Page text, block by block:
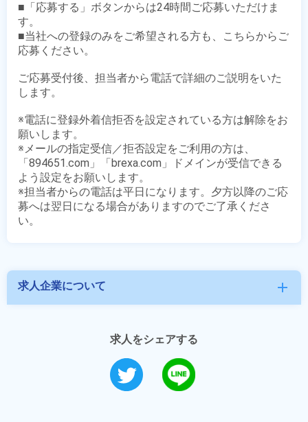
■「応募する」ボタンからは24時間ご応募いただけま
す。
■当社への登録のみをご希望される方も、こちらからご
応募ください。
ご応募受付後、担当者から電話で詳細のご説明をいた
します。
※電話に登録外着信拒否を設定されている方は解除をお
願いします。
※メールの指定受信／拒否設定をご利用の方は、
「894651.com」「brexa.com」ドメインが受信できる
よう設定をお願いします。
※担当者からの電話は平日になります。夕方以降のご応
募へは翌日になる場合がありますのでご了承くださ
求人企業について add
求人をシェアする